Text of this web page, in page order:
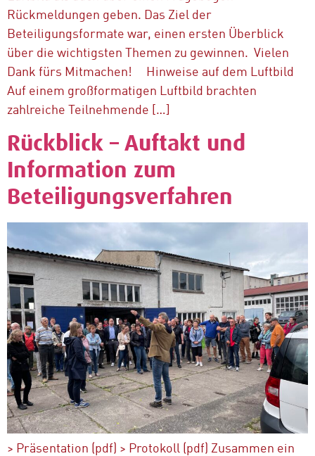
Rückmeldungen geben. Das Ziel der
Beteiligungsformate war, einen ersten Überblick
über die wichtigsten Themen zu gewinnen. Vielen
Dank fürs Mitmachen! Hinweise auf dem Luftbild
Auf einem großformatigen Luftbild brachten
zahlreiche Teilnehmende […]
Rückblick – Auftakt und
Information zum
Beteiligungsverfahren
> Präsentation (pdf) > Protokoll (pdf) Zusammen ein